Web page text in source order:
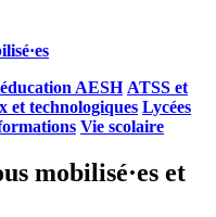
AESH ATSS et
et technologiques Lycées
Vie scolaire
mobilisé·es et